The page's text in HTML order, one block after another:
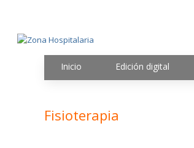
Inicio Edición digital
Fisioterapia